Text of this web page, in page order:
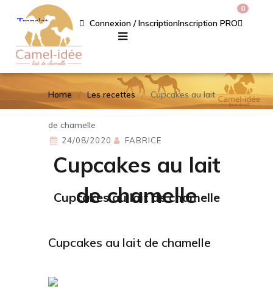
Connexion / InscriptionInscription PRO
0
Home Les recettes Cupcakes au lait
de chamelle
Cupcakes au lait
de chamelle
24/08/2020 FABRICE
Cupcakes au lait de chamelle
Cupcakes au lait de chamelle